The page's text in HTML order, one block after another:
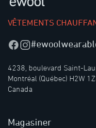
VÊTEMENTS
Facebook
Instagram
4238, boulevard Saint-
Montréal (Québec) H2W
Canada
Magasiner